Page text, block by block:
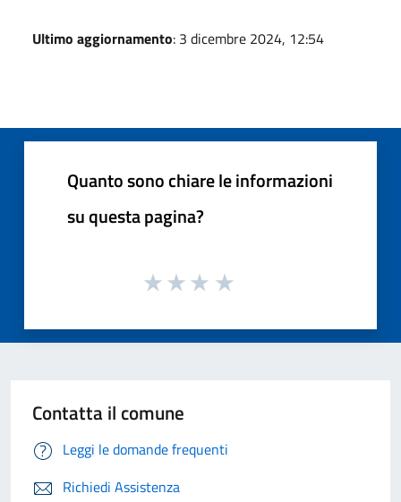
Ultimo aggiornamento: 3 dicembre 2024, 12:54
Quanto sono chiare le informazioni
su questa pagina?
Contatta il comune
Leggi le domande frequenti
Richiedi Assistenza